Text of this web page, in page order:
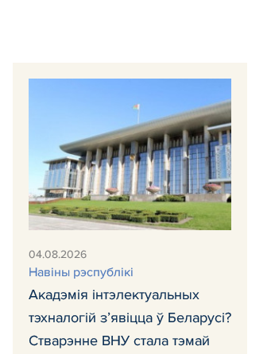
04.08.2026
Навiны рэспублiкi
Акадэмія інтэлектуальных
тэхналогій з’явіцца ў Беларусі?
Стварэнне ВНУ стала тэмай